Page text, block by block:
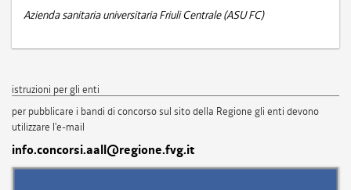
Azienda sanitaria universitaria Friuli Centrale (ASU FC)
istruzioni per gli enti
per pubblicare i bandi di concorso sul sito della Regione gli enti devono
utilizzare l'e-mail
info.concorsi.aall@regione.fvg.it